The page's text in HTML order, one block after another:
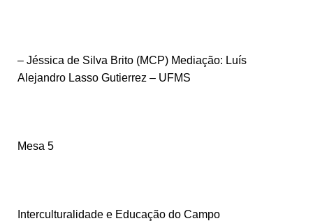
– Jéssica de Silva Brito (MCP) Mediação: Luís
Alejandro Lasso Gutierrez – UFMS
Mesa 5
Interculturalidade e Educação do Campo